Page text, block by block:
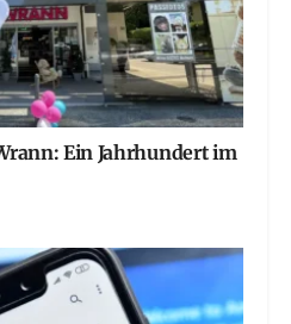
Ein Jahrhundert im